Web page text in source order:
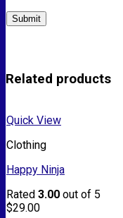
Related products
Quick View
Clothing
Happy Ninja
Rated 3.00 out of 5
$29.00